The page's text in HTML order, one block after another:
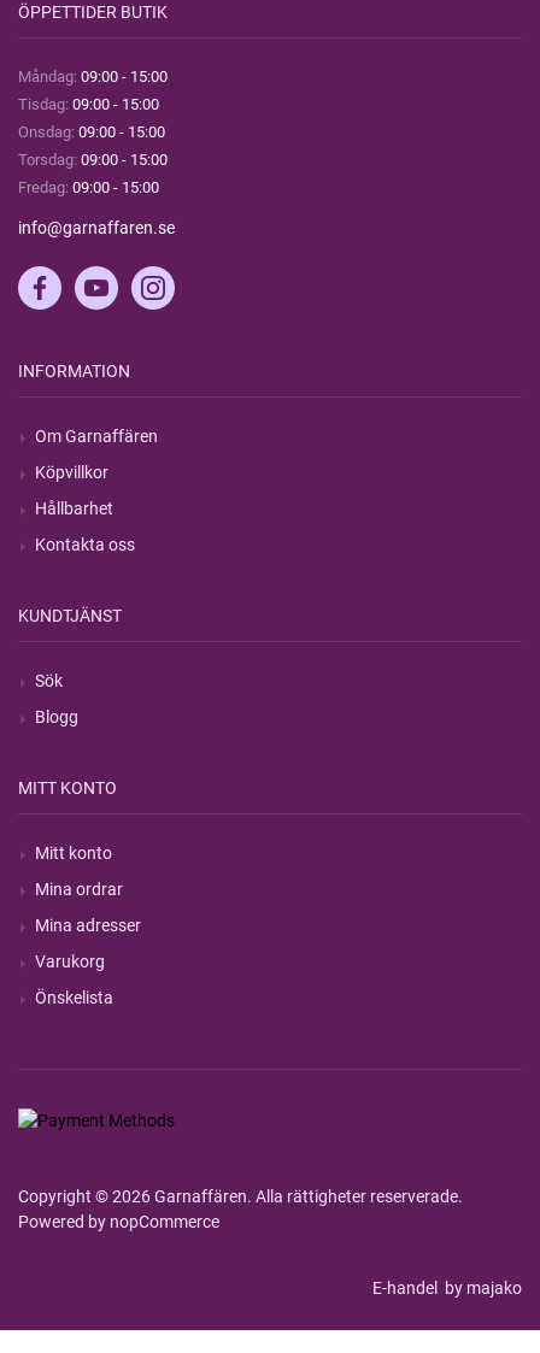
ÖPPETTIDER BUTIK
Måndag: 09:00 - 15:00
Tisdag: 09:00 - 15:00
Onsdag: 09:00 - 15:00
Torsdag: 09:00 - 15:00
Fredag: 09:00 - 15:00
info@garnaffaren.se
INFORMATION
Om Garnaffären
Köpvillkor
Hållbarhet
Kontakta oss
KUNDTJÄNST
Sök
Blogg
MITT KONTO
Mitt konto
Mina ordrar
Mina adresser
Varukorg
Önskelista
Copyright © 2026 Garnaffären. Alla rättigheter reserverade.
Powered by nopCommerce
E-handel by majako